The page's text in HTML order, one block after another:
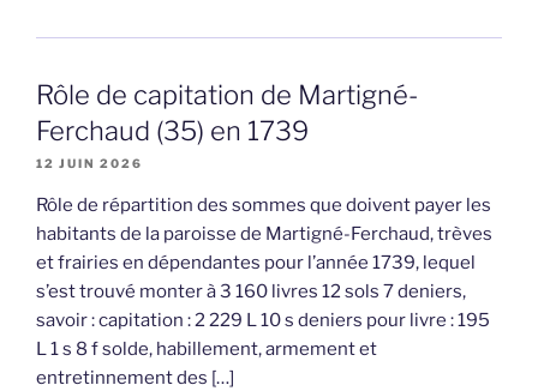
Rôle de capitation de Martigné-
Ferchaud (35) en 1739
12 JUIN 2026
Rôle de répartition des sommes que doivent payer les
habitants de la paroisse de Martigné-Ferchaud, trèves
et frairies en dépendantes pour l’année 1739, lequel
s’est trouvé monter à 3 160 livres 12 sols 7 deniers,
savoir : capitation : 2 229 L 10 s deniers pour livre : 195
L 1 s 8 f solde, habillement, armement et
entretinnement des […]